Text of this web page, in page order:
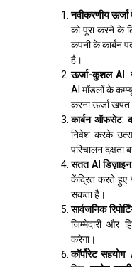
नवीकरणीय ऊर्जा
को पूरा करने के
कंपनी के कार्बन
है।
ऊर्जा-कुशल AI :
AI मॉडलों के
करना ऊर्जा खपत
कार्बन ऑफसेट:
निवेश करके
परिचालन दक्षता
सतत AI डिज़ाइन
केंद्रित करते हुए
सकता है।
सार्वजनिक
जिम्मेदारी और
करेगा।
कॉर्पोरेट सहयोग: